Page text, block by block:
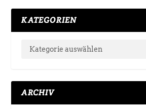
KATEGORIEN
ARCHIV